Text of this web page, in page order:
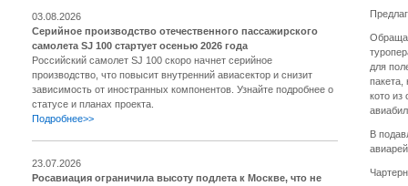
03.08.2026
Серийное производство отечественного пассажирского
самолета SJ 100 стартует осенью 2026 года
Российский самолет SJ 100 скоро начнет серийное
производство, что повысит внутренний авиасектор и снизит
зависимость от иностранных компонентов. Узнайте подробнее о
статусе и планах проекта.
Подробнее>>
23.07.2026
Росавиация ограничила высоту подлета к Москве, что не
для
пакета,
кото из
В